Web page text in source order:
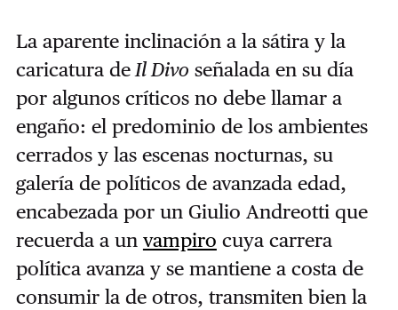
La aparente inclinación a la sátira y la
caricatura deIl Divo señalada en su día
por algunos críticos no debe llamar a
engaño: el predominio de los ambientes
cerrados y las escenas nocturnas, su
galería de políticos de avanzada edad,
encabezada por un Giulio Andreotti que
recuerda a un vampiro cuya carrera
política avanza y se mantiene a costa de
consumir la de otros, transmiten bien la